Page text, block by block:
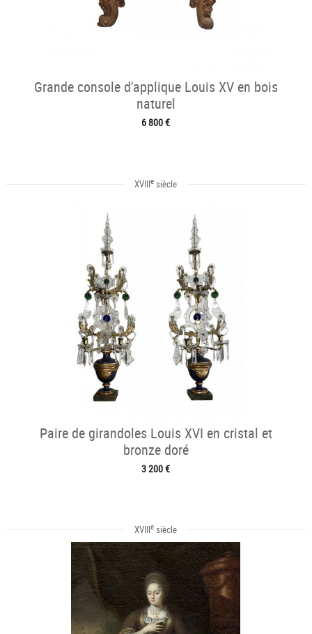
Grande console d'applique Louis XV en bois
naturel
6 800 €
XVIIIe siècle
Paire de girandoles Louis XVI en cristal et
bronze doré
3 200 €
XVIIIe siècle